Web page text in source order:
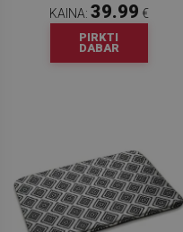
KAINA: 39.99 €
PIRKTI
DABAR